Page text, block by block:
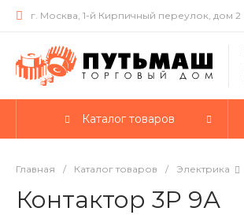
г. Москва, 1-й Кирпичный переулок, дом 2
Каталог товаров
Главная / Каталог товаров / Электрика
Контактор 3P 9А